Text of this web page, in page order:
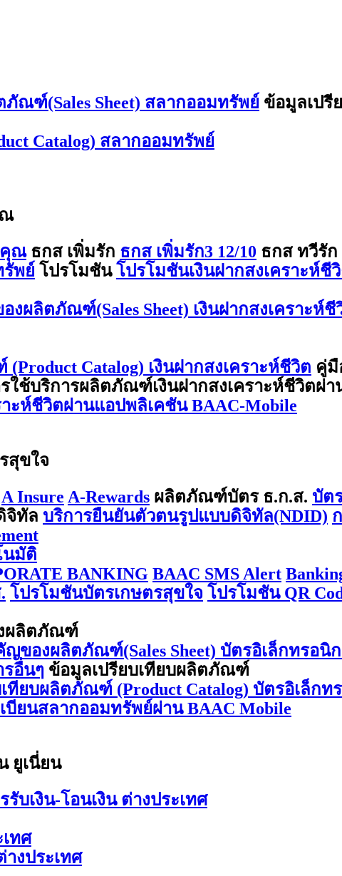
ณฑ์(Sales Sheet) สลากออมทรัพย์ ข้อมูลเป
Catalog) สลากออมทรัพย์
ณ
คุณ ธกส เพิ่มรัก ธกส เพิ่มรัก3 12/10 ธกส ทวีรัก
พย์ โปรโมชัน โปรโมชันเงินฝากสงเคราะห์ชี
ผลิตภัณฑ์(Sales Sheet) เงินฝากสงเคราะห์ชี
Catalog) เงินฝากสงเคราะห์ชีวิต คู่มื
ใช้บริการผลิตภัณฑ์เงินฝากสงเคราะห์ชีวิตผ่
ะห์ชีวิตผ่านแอปพลิเคชัน BAAC-Mobile
สุขใจ
A Insure A-Rewards ผลิตภัณฑ์บัตร ธ.ก.ส. บัต
จิทัล บริการยืนยันตัวตนรูปแบบดิจิทัล(NDID)
นมัติ
BANKING BAAC SMS Alert
โปรโมชันบัตรเกษตรสุขใจ โปรโมชัน QR
ผลิตภัณฑ์
ของผลิตภัณฑ์(Sales Sheet) บัตรอิเล็กทรอนิ
รอื่นๆ ข้อมูลเปรียบเทียบผลิตภัณฑ์
ทียบผลิตภัณฑ์ (Product Catalog) บัตรอิเล็กท
บียนสลากออมทรัพย์ผ่าน BAAC Mobile
ยูเนี่ยน
รับเงิน-โอนเงิน ต่างประเทศ
ทศ
งประเทศ